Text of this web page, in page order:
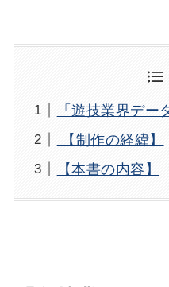
「遊技業界デ
【制作の経緯】
【本書の内容】